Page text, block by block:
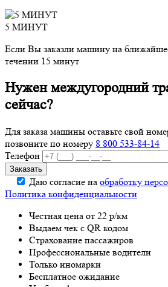
5 МИНУТ
Если Вы заказли машину на
течении 15 минут
Нужен междугородний
сейчас?
Для заказа машины оставьте свой
позвоните по номеру 8 800 533-84-14
Телефон
Даю согласие на обработку
Политика конфиденциальности
Честная цена от 22 р/км
Выдаем чек с QR кодом
Страхование пассажиров
Профессиональные водители
Только иномарки
Бесплатное ожидание